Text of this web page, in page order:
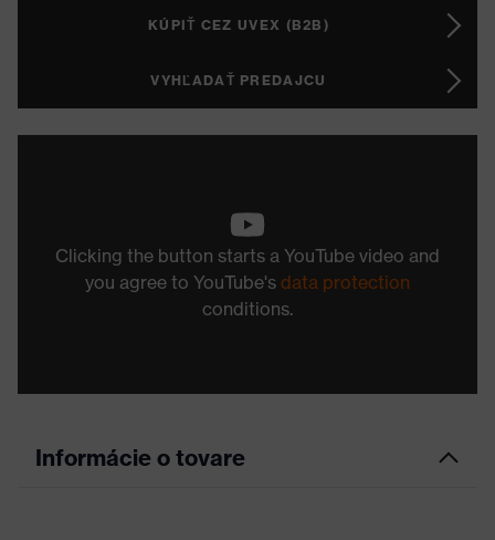
KÚPIŤ CEZ UVEX (B2B)
VYHĽADAŤ PREDAJCU
Clicking the button starts a YouTube video and
you agree to YouTube's data protection
conditions.
Informácie o tovare